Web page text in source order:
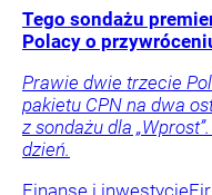
Tego sondażu
Polacy o
Prawie dwie trzecie
pakietu CPN na dwa
z sondażu dla
dzień.